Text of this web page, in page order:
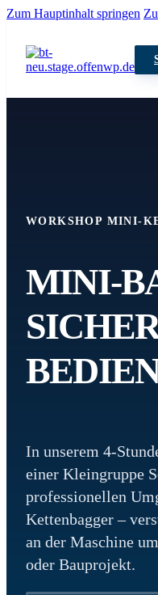
Zum Hauptinhalt springen
WORKSHOP MINI-
MINI-
In unserem 4-
einer Kleingruppe
professionellen
Kettenbagger –
an der Maschine
oder Bauprojekt.